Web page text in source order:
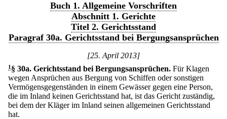
Buch 1. Allgemeine Vorschriften
Abschnitt 1. Gerichte
Titel 2. Gerichtsstand
Paragraf 30a. Gerichtsstand bei Bergungsansprüchen
[25. April 2013]
1 § 30a. Gerichtsstand bei Bergungsansprüchen. Für Klagen
wegen Ansprüchen aus Bergung von Schiffen oder sonstigen
Vermögensgegenständen in einem Gewässer gegen eine Person,
die im Inland keinen Gerichtsstand hat, ist das Gericht zuständig,
bei dem der Kläger im Inland seinen allgemeinen Gerichtsstand
hat.